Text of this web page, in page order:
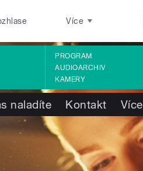
Více
PROGRAM
AUDIOARCHIV
KAMERY
naladíte Kontakt Více